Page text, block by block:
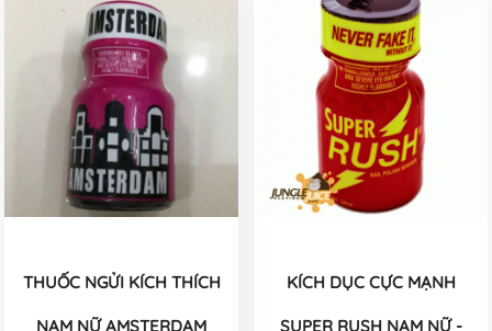
THUỐC NGỬI KÍCH THÍCH
NAM NỮ AMSTERDAM
KÍCH DỤC CỰC MẠNH
SUPER RUSH NAM NỮ -